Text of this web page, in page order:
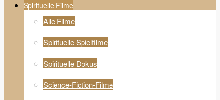
Spirituelle Filme
Alle Filme
Spirituelle Spielfilme
Spirituelle Dokus
Science-Fiction-Filme